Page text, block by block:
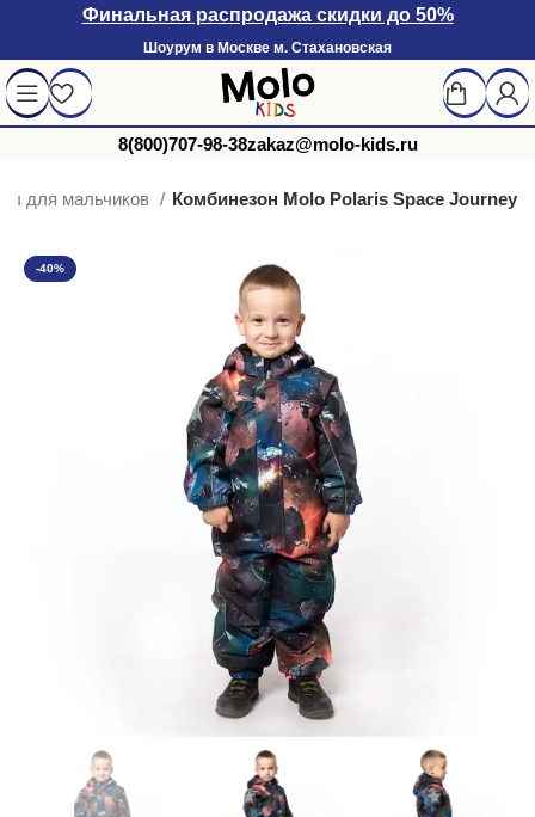
Финальная распродажа скидки до 50%
Шоурум в Москве м. Стахановская
8(800)707-98-38zakaz@molo-kids.ru
для мальчиков Комбинезон Molo Polaris Space Journey
-40%